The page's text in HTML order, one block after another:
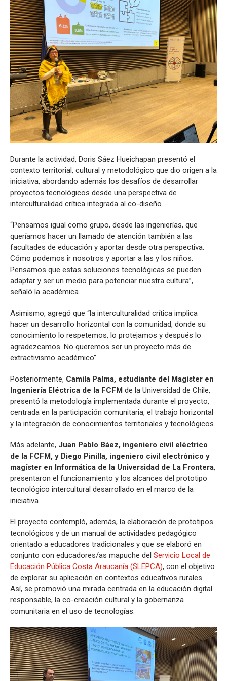
Durante la actividad, Doris Sáez Hueichapan presentó el
contexto territorial, cultural y metodológico que dio origen a la
iniciativa, abordando además los desafíos de desarrollar
proyectos tecnológicos desde una perspectiva de
interculturalidad crítica integrada al co-diseño.
“Pensamos igual como grupo, desde las ingenierías, que
queríamos hacer un llamado de atención también a las
facultades de educación y aportar desde otra perspectiva.
Cómo podemos ir nosotros y aportar a las y los niños.
Pensamos que estas soluciones tecnológicas se pueden
adaptar y ser un medio para potenciar nuestra cultura”,
señaló la académica.
Asimismo, agregó que “la interculturalidad crítica implica
hacer un desarrollo horizontal con la comunidad, donde su
conocimiento lo respetemos, lo protejamos y después lo
agradezcamos. No queremos ser un proyecto más de
extractivismo académico”.
Posteriormente, Camila Palma, estudiante del Magíster en
Ingeniería Eléctrica de la FCFM de la Universidad de Chile,
presentó la metodología implementada durante el proyecto,
centrada en la participación comunitaria, el trabajo horizontal
y la integración de conocimientos territoriales y tecnológicos.
Más adelante, Juan Pablo Báez, ingeniero civil eléctrico
de la FCFM, y Diego Pinilla, ingeniero civil electrónico y
magíster en Informática de la Universidad de La Frontera,
presentaron el funcionamiento y los alcances del prototipo
tecnológico intercultural desarrollado en el marco de la
iniciativa.
El proyecto contempló, además, la elaboración de prototipos
tecnológicos y de un manual de actividades pedagógico
orientado a educadores tradicionales y que se elaboró en
conjunto con educadores/as mapuche del Servicio Local de
Educación Pública Costa Araucanía (SLEPCA), con el objetivo
de explorar su aplicación en contextos educativos rurales.
Así, se promovió una mirada centrada en la educación digital
responsable, la co-creación cultural y la gobernanza
comunitaria en el uso de tecnologías.